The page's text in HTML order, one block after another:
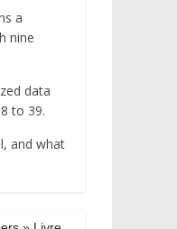
a
nine
data
to 39.
and what